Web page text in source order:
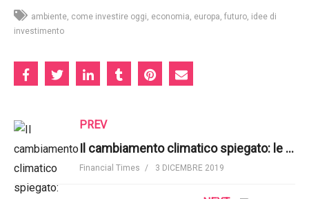
ambiente come investire oggi economia europa futuro idee di
investimento
PREV
Il cambiamento climatico spiegato: le politiche energetiche verdi danneggiano le economie in via di sviluppo? | Financial Times
Financial Times 3 DICEMBRE 2019